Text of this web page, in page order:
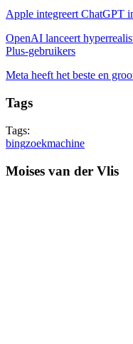
Apple integreert ChatGPT
OpenAI lanceert
Plus-gebruikers
Meta heeft het beste en
Tags
Tags:
bingzoekmachine
Moises van der Vlis